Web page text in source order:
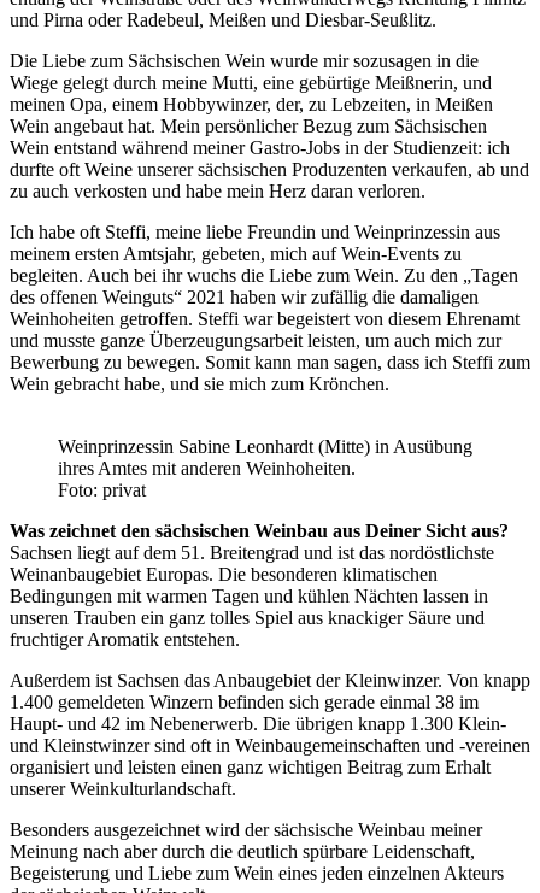
und Pirna oder Radebeul, Meißen und Diesbar-Seußlitz.
Die Liebe zum Sächsischen Wein wurde mir sozusagen in die
Wiege gelegt durch meine Mutti, eine gebürtige Meißnerin, und
meinen Opa, einem Hobbywinzer, der, zu Lebzeiten, in Meißen
Wein angebaut hat. Mein persönlicher Bezug zum Sächsischen
Wein entstand während meiner Gastro-Jobs in der Studienzeit: ich
durfte oft Weine unserer sächsischen Produzenten verkaufen, ab und
zu auch verkosten und habe mein Herz daran verloren.
Ich habe oft Steffi, meine liebe Freundin und Weinprinzessin aus
meinem ersten Amtsjahr, gebeten, mich auf Wein-Events zu
begleiten. Auch bei ihr wuchs die Liebe zum Wein. Zu den „Tagen
des offenen Weinguts“ 2021 haben wir zufällig die damaligen
Weinhoheiten getroffen. Steffi war begeistert von diesem Ehrenamt
und musste ganze Überzeugungsarbeit leisten, um auch mich zur
Bewerbung zu bewegen. Somit kann man sagen, dass ich Steffi zum
Wein gebracht habe, und sie mich zum Krönchen.
Weinprinzessin Sabine Leonhardt (Mitte) in Ausübung
ihres Amtes mit anderen Weinhoheiten.
Foto: privat
Was zeichnet den sächsischen Weinbau aus Deiner Sicht aus?
Sachsen liegt auf dem 51. Breitengrad und ist das nordöstlichste
Weinanbaugebiet Europas. Die besonderen klimatischen
Bedingungen mit warmen Tagen und kühlen Nächten lassen in
unseren Trauben ein ganz tolles Spiel aus knackiger Säure und
fruchtiger Aromatik entstehen.
Außerdem ist Sachsen das Anbaugebiet der Kleinwinzer. Von knapp
1.400 gemeldeten Winzern befinden sich gerade einmal 38 im
Haupt- und 42 im Nebenerwerb. Die übrigen knapp 1.300 Klein-
und Kleinstwinzer sind oft in Weinbaugemeinschaften und -vereinen
organisiert und leisten einen ganz wichtigen Beitrag zum Erhalt
unserer Weinkulturlandschaft.
Besonders ausgezeichnet wird der sächsische Weinbau meiner
Meinung nach aber durch die deutlich spürbare Leidenschaft,
Begeisterung und Liebe zum Wein eines jeden einzelnen Akteurs